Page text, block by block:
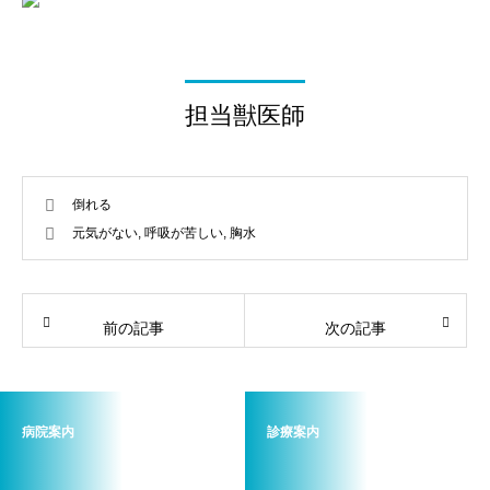
担当獣医師
倒れる
元気がない, 呼吸が苦しい, 胸水
前の記事 次の記事
病院案内 診療案内